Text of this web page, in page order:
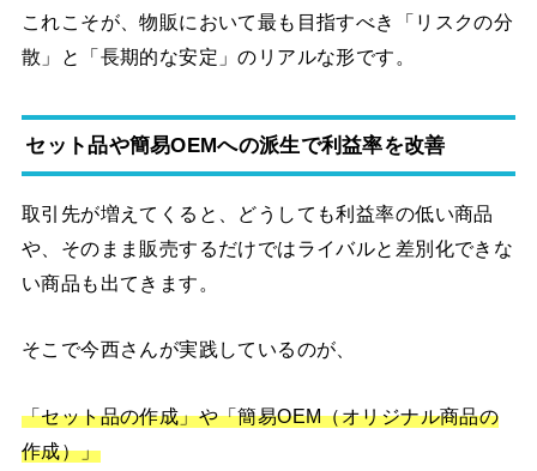
これこそが、物販において最も目指すべき「リスクの分
散」と「長期的な安定」のリアルな形です。
セット品や簡易OEMへの派生で利益率を改善
取引先が増えてくると、どうしても利益率の低い商品
や、そのまま販売するだけではライバルと差別化できな
い商品も出てきます。
そこで今西さんが実践しているのが、
「セット品の作成」や「簡易OEM（オリジナル商品の
作成）」